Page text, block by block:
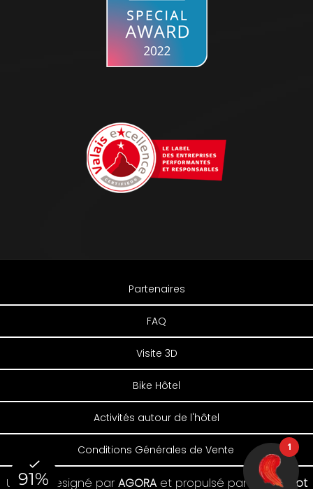
Un site designé par AGORAet propulsé par IT Koncept
Partenaires
FAQ
Visite 3D
Bike Hôtel
Activités autour de l'hôtel
Conditions Générales de Vente